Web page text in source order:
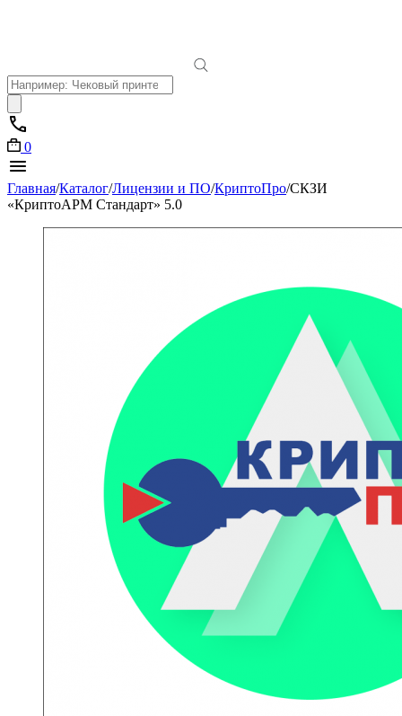
Поиск
товаров
0
Главная/Каталог/Лицензии и ПО/КриптоПро/СКЗИ
«КриптоАРМ Стандарт» 5.0